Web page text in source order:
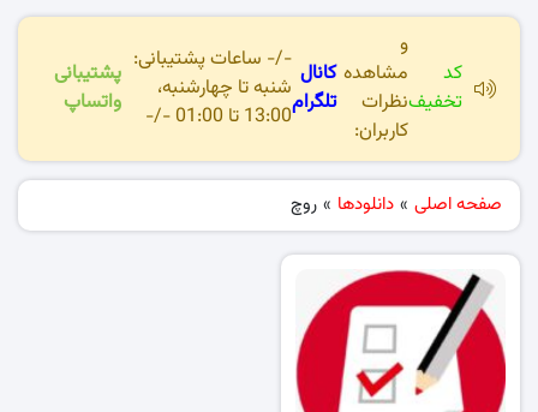
کد
تخفیف
و
مشاهده
نظرات
کاربران:
کانال
تلگرام
-/- ساعات پشتیبانی:
شنبه تا چهارشنبه،
13:00 تا 01:00 -/-
پشتیبانی
واتساپ
صفحه اصلی » دانلودها » روچ